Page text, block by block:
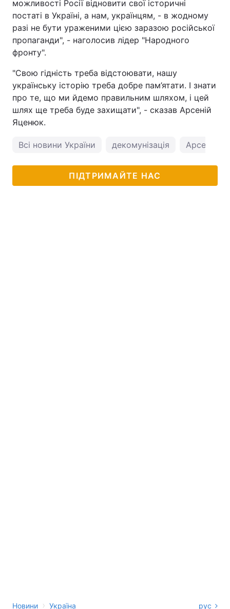
можливості Росії відновити свої історичні
постаті в Україні, а нам, українцям, - в жодному
разі не бути ураженими цією заразою російської
пропаганди", - наголосив лідер "Народного
фронту".
"Свою гідність треба відстоювати, нашу
українську історію треба добре пам’ятати. І знати
про те, що ми йдемо правильним шляхом, і цей
шлях ще треба буде захищати", - сказав Арсеній
Яценюк.
Всі новини України декомунізація Арсеній
ПІДТРИМАЙТЕ НАС
Новини › Україна рус